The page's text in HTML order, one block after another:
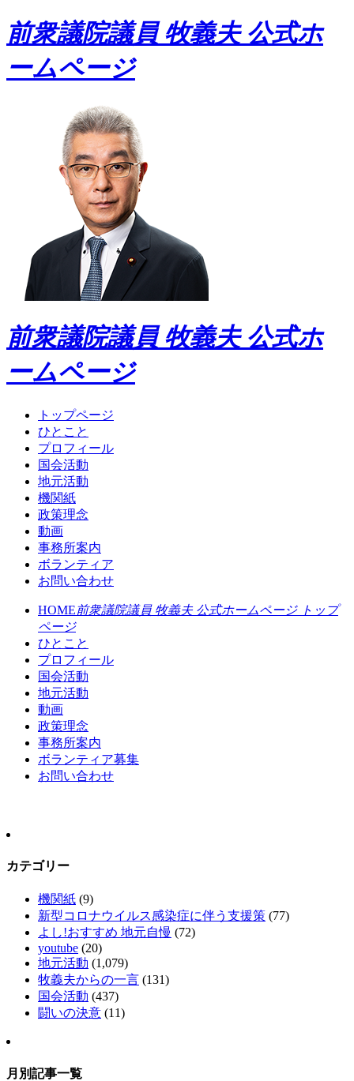
前衆議院議員 牧義夫 公式ホ
ームページ
前衆議院議員 牧義夫 公式ホ
ームページ
トップページ
ひとこと
プロフィール
国会活動
地元活動
機関紙
政策理念
動画
事務所案内
ボランティア
お問い合わせ
HOME前衆議院議員 牧義夫 公式ホームページ トップ
ページ
ひとこと
プロフィール
国会活動
地元活動
動画
政策理念
事務所案内
ボランティア募集
お問い合わせ
カテゴリー
機関紙 (9)
新型コロナウイルス感染症に伴う支援策 (77)
よし!おすすめ 地元自慢 (72)
youtube (20)
地元活動 (1,079)
牧義夫からの一言 (131)
国会活動 (437)
闘いの決意 (11)
月別記事一覧